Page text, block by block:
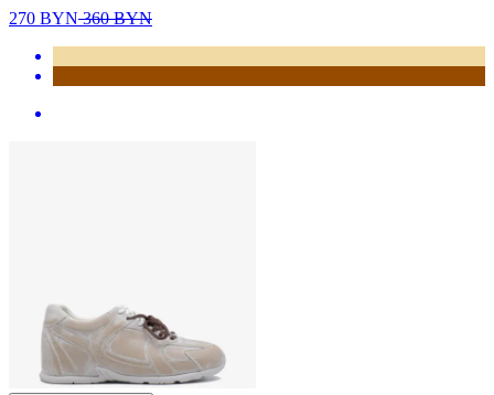
270 BYN360BYN